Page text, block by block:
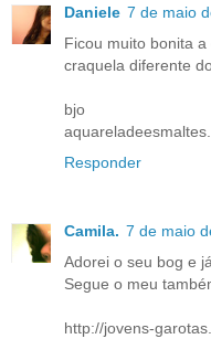
Daniele 7 de maio
Ficou muito bonita
craquela diferente
bjo
Responder
Camila. 7 de maio
Adorei o seu bog e
Segue o meu
http://jovens-